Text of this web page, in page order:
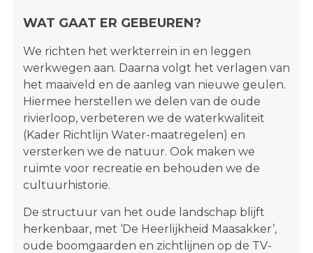
WAT GAAT ER GEBEUREN?
We richten het werkterrein in en leggen
werkwegen aan. Daarna volgt het verlagen van
het maaiveld en de aanleg van nieuwe geulen.
Hiermee herstellen we delen van de oude
rivierloop, verbeteren we de waterkwaliteit
(Kader Richtlijn Water-maatregelen) en
versterken we de natuur. Ook maken we
ruimte voor recreatie en behouden we de
cultuurhistorie.
De structuur van het oude landschap blijft
herkenbaar, met ‘De Heerlijkheid Maasakker’,
oude boomgaarden en zichtlijnen op de TV-